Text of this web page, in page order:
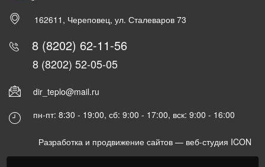
162611, Череповец, ул. Сталеваров 73
8 (8202) 62-11-56
8 (8202) 52-05-05
dir_teplo@mail.ru
пн-пт: 8:30 - 19:00, сб: 9:00 - 17:00, вск: 9:00 - 16:00
Разработка и продвижение сайтов — веб-студия ICON